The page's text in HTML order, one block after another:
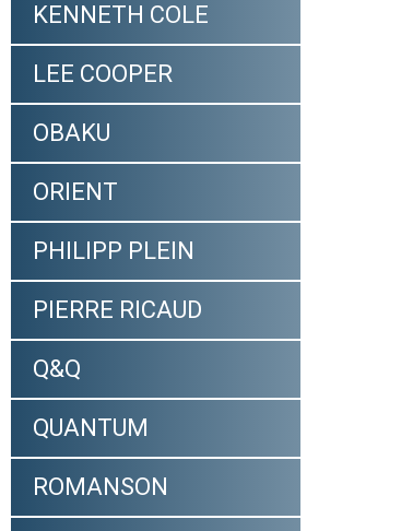
KENNETH COLE
LEE COOPER
OBAKU
ORIENT
PHILIPP PLEIN
PIERRE RICAUD
Q&Q
QUANTUM
ROMANSON